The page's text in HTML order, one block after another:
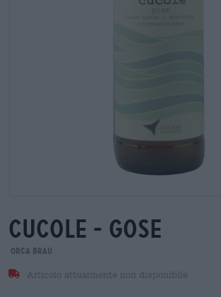
cucole - gose
orca brau
Articolo attualmente non disponibile